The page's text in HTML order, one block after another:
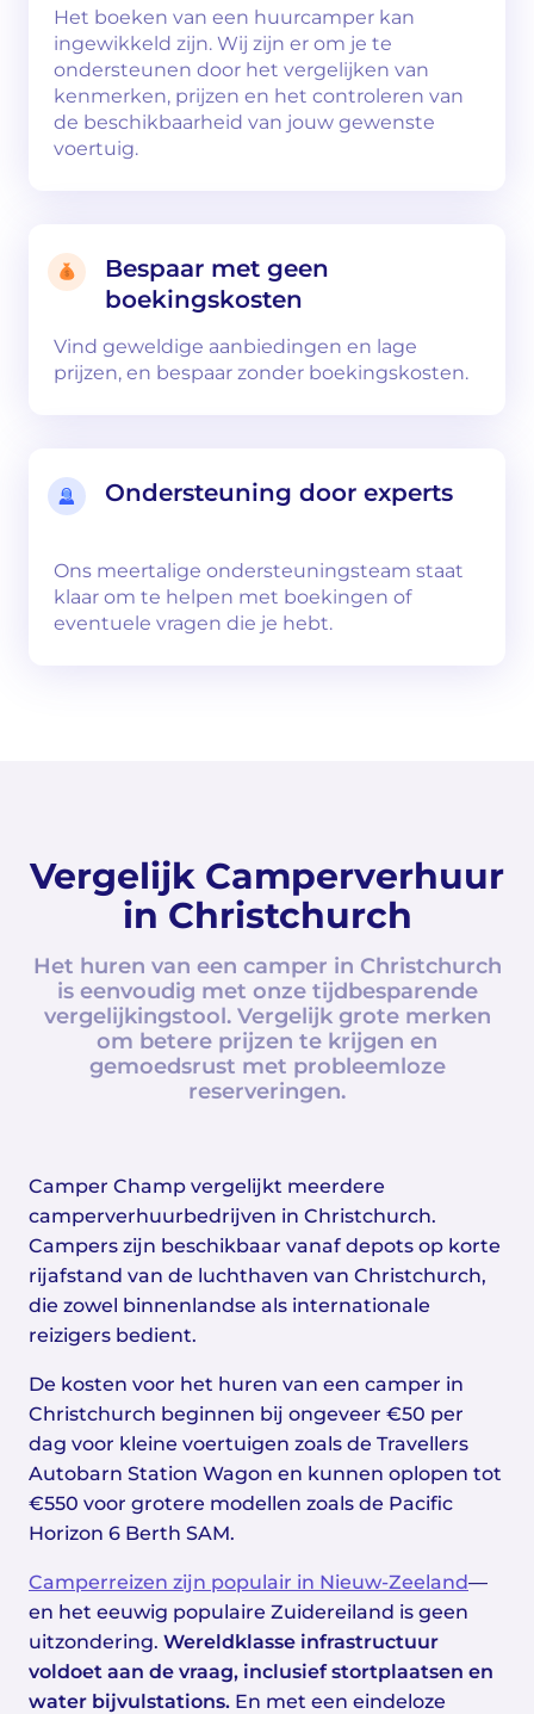
Het boeken van een huurcamper kan
ingewikkeld zijn. Wij zijn er om je te
ondersteunen door het vergelijken van
kenmerken, prijzen en het controleren van
de beschikbaarheid van jouw gewenste
voertuig.
Bespaar met geen
boekingskosten
Vind geweldige aanbiedingen en lage
prijzen, en bespaar zonder boekingskosten.
Ondersteuning door experts
Ons meertalige ondersteuningsteam staat
klaar om te helpen met boekingen of
eventuele vragen die je hebt.
Vergelijk Camperverhuur
in Christchurch
Het huren van een camper in Christchurch
is eenvoudig met onze tijdbesparende
vergelijkingstool. Vergelijk grote merken
om betere prijzen te krijgen en
gemoedsrust met probleemloze
reserveringen.
Camper Champ vergelijkt meerdere
camperverhuurbedrijven in Christchurch.
Campers zijn beschikbaar vanaf depots op korte
rijafstand van de luchthaven van Christchurch,
die zowel binnenlandse als internationale
reizigers bedient.
De kosten voor het huren van een camper in
Christchurch beginnen bij ongeveer €50 per
dag voor kleine voertuigen zoals de Travellers
Autobarn Station Wagon en kunnen oplopen tot
€550 voor grotere modellen zoals de Pacific
Horizon 6 Berth SAM.
Camperreizen zijn populair in Nieuw-Zeeland—
en het eeuwig populaire Zuidereiland is geen
uitzondering. Wereldklasse infrastructuur
voldoet aan de vraag, inclusief stortplaatsen en
water bijvulstations. En met een eindeloze